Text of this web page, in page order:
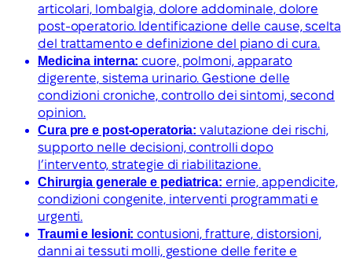
articolari, lombalgia, dolore addominale, dolore
post-operatorio. Identificazione delle cause, scelta
del trattamento e definizione del piano di cura.
Medicina interna: cuore, polmoni, apparato
digerente, sistema urinario. Gestione delle
condizioni croniche, controllo dei sintomi, second
opinion.
Cura pre e post-operatoria: valutazione dei rischi,
supporto nelle decisioni, controlli dopo
l’intervento, strategie di riabilitazione.
Chirurgia generale e pediatrica: ernie, appendicite,
condizioni congenite, interventi programmati e
urgenti.
Traumi e lesioni: contusioni, fratture, distorsioni,
danni ai tessuti molli, gestione delle ferite e